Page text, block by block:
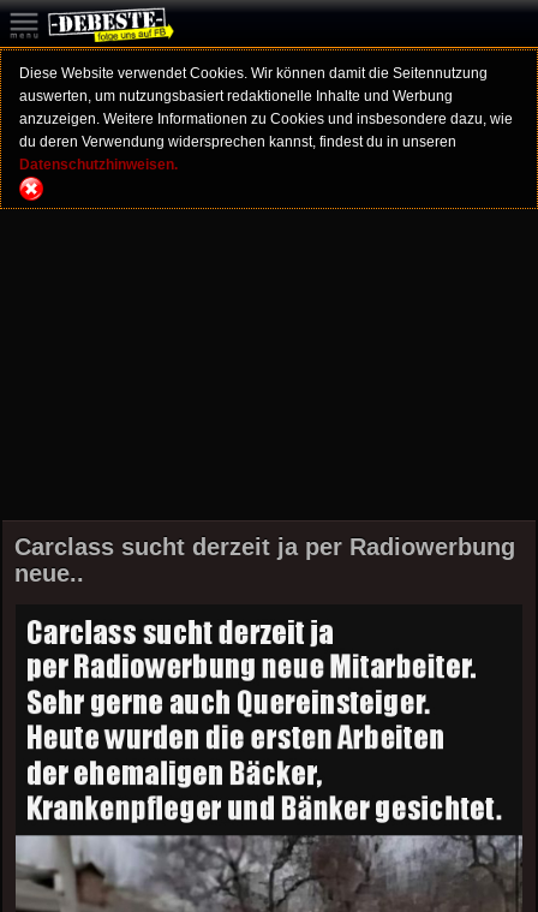
Diese Website verwendet Cookies. Wir können damit die Seitennutzung
auswerten, um nutzungsbasiert redaktionelle Inhalte und Werbung
anzuzeigen. Weitere Informationen zu Cookies und insbesondere dazu, wie
du deren Verwendung widersprechen kannst, findest du in unseren
Datenschutzhinweisen.
Carclass sucht derzeit ja per Radiowerbung
neue..